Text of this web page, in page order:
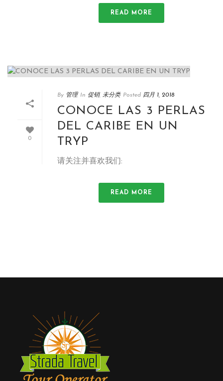
READ MORE
0
By 管理 In 促销, 未分类 Posted 四月 1, 2018
CONOCE LAS 3
PERLAS
DEL CARIBE EN UN
TRYP
请关注并喜欢我们:
READ MORE